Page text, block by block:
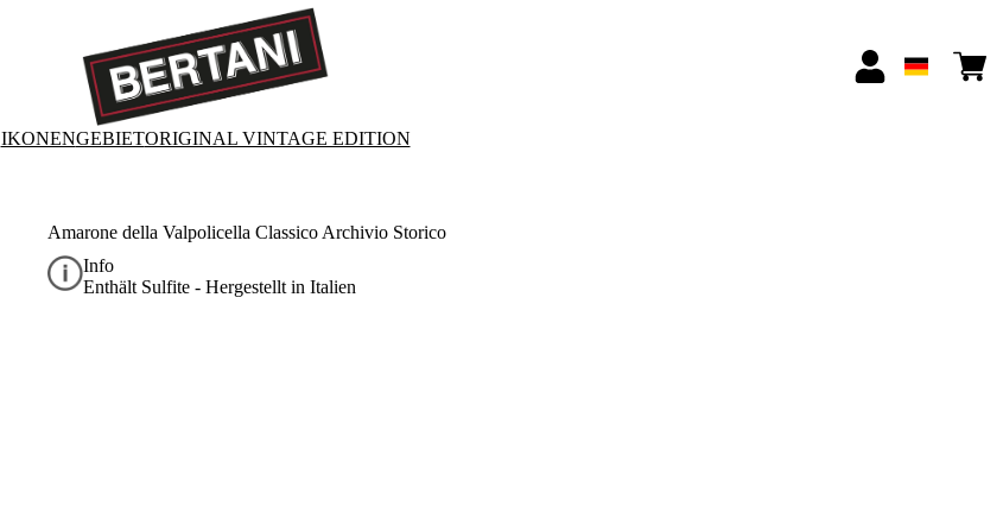
IKONENGEBIETORIGINAL VINTAGE EDITION
Amarone della Valpolicella Classico Archivio Storico
Info
Enthält Sulfite - Hergestellt in Italien